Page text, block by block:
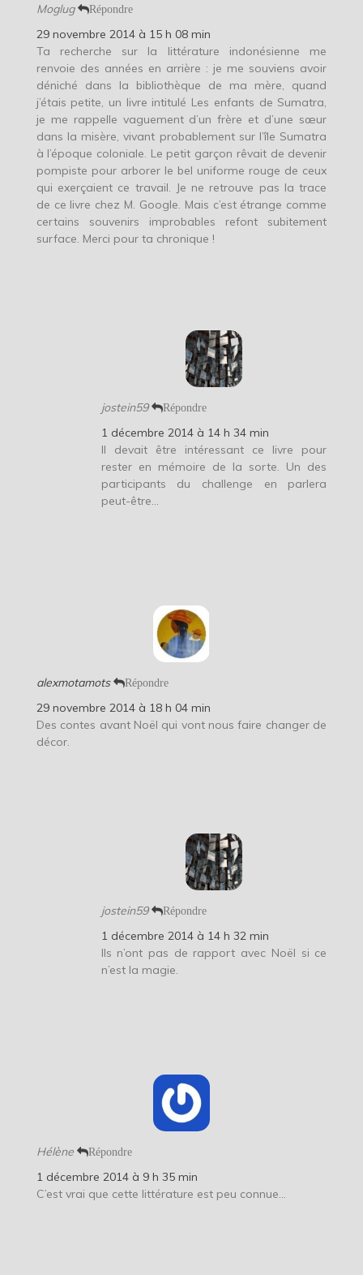
Moglug Répondre
29 novembre 2014 à 15 h 08 min
Ta recherche sur la littérature indonésienne me
renvoie des années en arrière : je me souviens avoir
déniché dans la bibliothèque de ma mère, quand
j’étais petite, un livre intitulé Les enfants de Sumatra,
je me rappelle vaguement d’un frère et d’une sœur
dans la misère, vivant probablement sur l’île Sumatra
à l’époque coloniale. Le petit garçon rêvait de devenir
pompiste pour arborer le bel uniforme rouge de ceux
qui exerçaient ce travail. Je ne retrouve pas la trace
de ce livre chez M. Google. Mais c’est étrange comme
certains souvenirs improbables refont subitement
surface. Merci pour ta chronique !
jostein59 Répondre
1 décembre 2014 à 14 h 34 min
Il devait être intéressant ce livre pour
rester en mémoire de la sorte. Un des
participants du challenge en parlera
peut-être…
alexmotamots Répondre
29 novembre 2014 à 18 h 04 min
Des contes avant Noël qui vont nous faire changer de
décor.
jostein59 Répondre
1 décembre 2014 à 14 h 32 min
Ils n’ont pas de rapport avec Noël si ce
n’est la magie.
Hélène Répondre
1 décembre 2014 à 9 h 35 min
C’est vrai que cette littérature est peu connue…